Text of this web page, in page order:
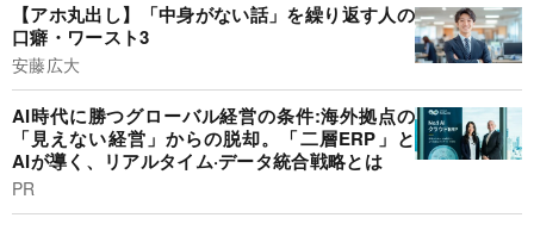
【アホ丸出し】「中身がない話」を繰り返す人の
口癖・ワースト3
安藤広大
AI時代に勝つグローバル経営の条件:海外拠点の
「見えない経営」からの脱却。「二層ERP」と
AIが導く、リアルタイム·データ統合戦略とは
PR